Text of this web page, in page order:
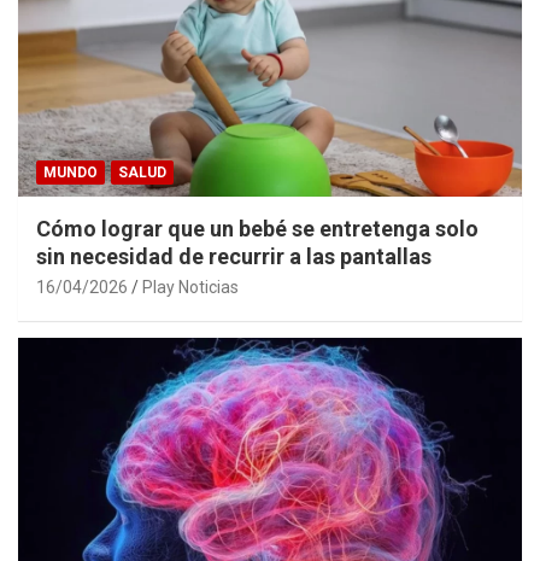
MUNDO SALUD
Cómo lograr que un bebé se entretenga solo
sin necesidad de recurrir a las pantallas
16/04/2026 Play Noticias